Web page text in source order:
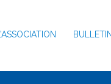
L’ASSOCIATION